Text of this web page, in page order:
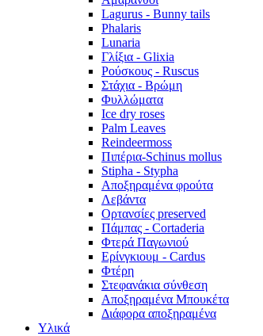
Lagurus - Bunny tails
Phalaris
Lunaria
Γλίξια - Glixia
Ρούσκους - Ruscus
Στάχια - Βρώμη
Φυλλώματα
Ice dry roses
Palm Leaves
Reindeermoss
Πιπέρια-Schinus mollus
Stipha - Stypha
Αποξηραμένα φρούτα
Λεβάντα
Ορτανσίες preserved
Πάμπας - Cortaderia
Φτερά Παγωνιού
Ερίνγκιουμ - Cardus
Φτέρη
Στεφανάκια σύνθεση
Αποξηραμένα Μπουκέτα
Διάφορα αποξηραμένα
Υλικά